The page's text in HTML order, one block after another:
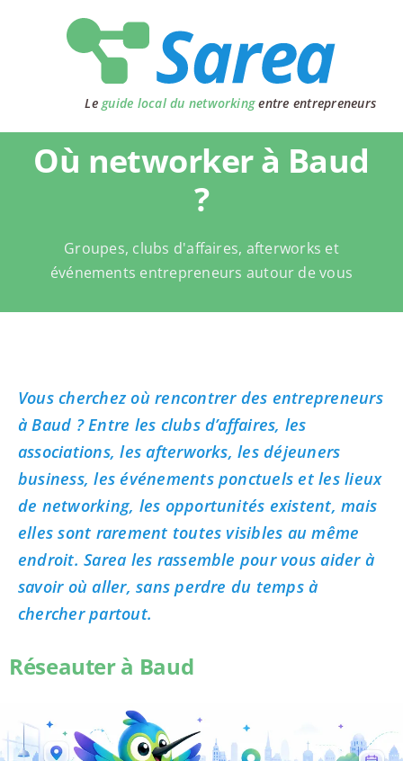
Le guide local du networkingentre entrepreneurs
Où networker à Baud
?
Groupes, clubs d'affaires, afterworks et
événements entrepreneurs autour de vous
Vous cherchez où rencontrer des entrepreneurs
à Baud ? Entre les clubs d’affaires, les
associations, les afterworks, les déjeuners
business, les événements ponctuels et les lieux
de networking, les opportunités existent, mais
elles sont rarement toutes visibles au même
endroit. Sarea les rassemble pour vous aider à
savoir où aller, sans perdre du temps à
chercher partout.
Réseauter à Baud